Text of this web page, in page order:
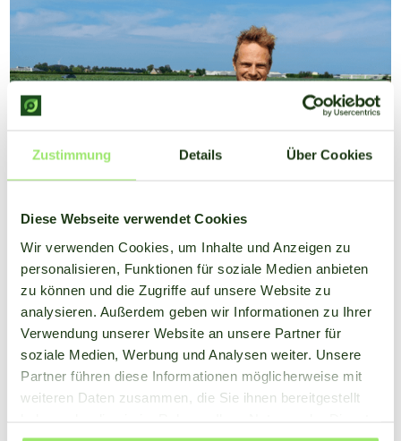
Zustimmung Details Über Cookies
Diese Webseite verwendet Cookies
Wir verwenden Cookies, um Inhalte und Anzeigen zu
personalisieren, Funktionen für soziale Medien anbieten
zu können und die Zugriffe auf unsere Website zu
analysieren. Außerdem geben wir Informationen zu Ihrer
Verwendung unserer Website an unsere Partner für
soziale Medien, Werbung und Analysen weiter. Unsere
Partner führen diese Informationen möglicherweise mit
weiteren Daten zusammen, die Sie ihnen bereitgestellt
Blumenkohl- und Brokkoli-Anbauer
Jonkman nutzt SmartFarm
Kundengeschichte